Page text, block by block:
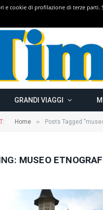
GRANDI VIAGGI
Home » Posts Tagged
MUSEO
e cookie di profilazione di terze